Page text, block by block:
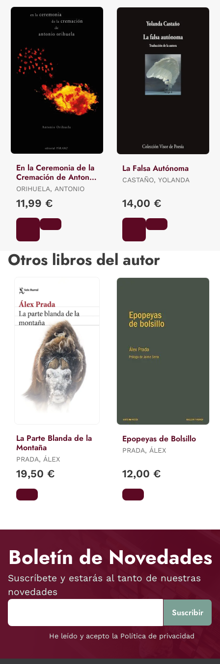
En la Ceremonia de la
Cremación de Antonio
Orihuela
ORIHUELA, ANTONIO
11,99 €
La Falsa Autónoma
CASTAÑO, YOLANDA
14,00 €
Otros libros del autor
La Parte Blanda de la
Montaña
PRADA, ÁLEX
19,50 €
Epopeyas de Bolsillo
PRADA, ÁLEX
12,00 €
Boletín de Novedades
Suscríbete y estarás al tanto de nuestras
novedades
He leído y acepto la Política de privacidad